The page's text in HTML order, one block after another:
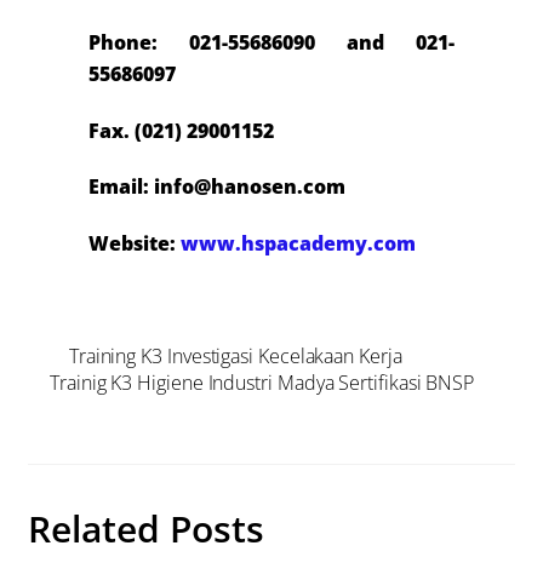
Phone: 021-55686090 and 021-
55686097
Fax. (021) 29001152
Email: info@hanosen.com
Website:www.hspacademy.com
Training K3 Investigasi Kecelakaan Kerja
Trainig K3 Higiene Industri Madya Sertifikasi BNSP
Related Posts